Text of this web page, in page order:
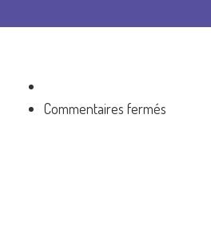
Commentaires fermés